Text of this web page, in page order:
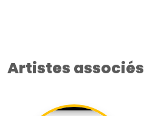
Artistes associés